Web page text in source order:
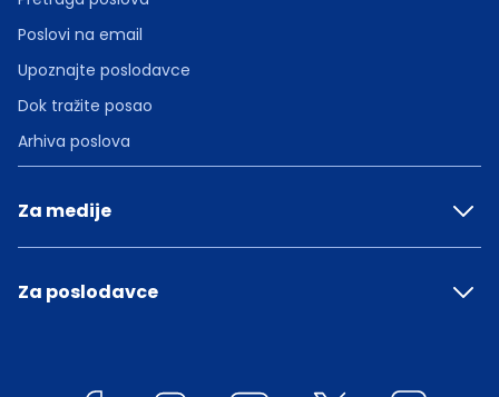
Poslovi na email
Upoznajte poslodavce
Dok tražite posao
Arhiva poslova
Za medije
Za poslodavce